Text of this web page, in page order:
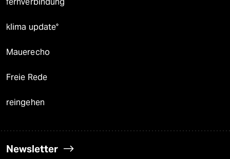
klima update°
Mauerecho
Freie Rede
reingehen
Newsletter